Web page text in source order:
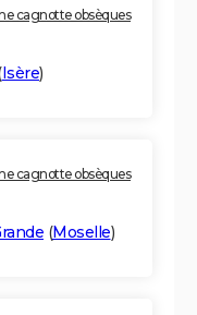
cagnotte obsèques
Isère)
cagnotte obsèques
(Moselle)